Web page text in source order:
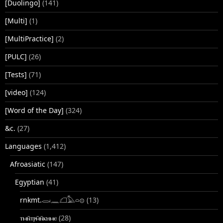
[Duolingo] (141)
[Multi] (1)
[MultiPractice] (2)
[PULC] (26)
[Tests] (71)
[video] (124)
[Word of the Day] (324)
&c. (27)
Languages (1,412)
Afroasiatic (147)
Egyptian (41)
rnkmt.𓂋𓏺𓈖𓆎𓅓𓏏𓊖 (13)
ⲧⲙⲛ̄ⲧⲣⲙ̄ⲛ̄ⲕⲏⲙⲉ (28)